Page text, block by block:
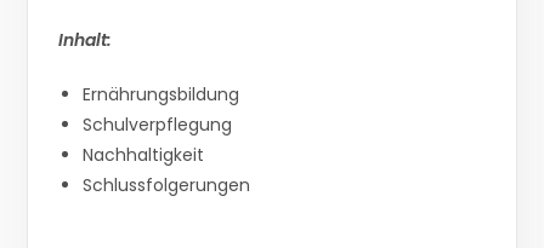
Inhalt:
Ernährungsbildung
Schulverpflegung
Nachhaltigkeit
Schlussfolgerungen